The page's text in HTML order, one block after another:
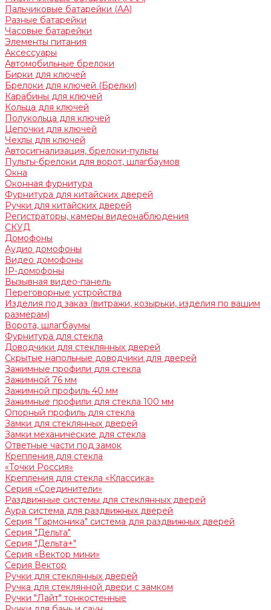
Пальчиковые батарейки (AA)
Разные батарейки
Часовые батарейки
Элементы питания
Аксессуары
Автомобильные брелоки
Бирки для ключей
Брелоки для ключей (Брелки)
Карабины для ключей
Кольца для ключей
Полукольца для ключей
Цепочки для ключей
Чехлы для ключей
Автосигнализация, брелоки-пульты
Пульты-брелоки для ворот, шлагбаумов
Окна
Оконная фурнитура
Фурнитура для китайских дверей
Ручки для китайских дверей
Регистраторы, камеры видеонаблюдения
СКУД
Домофоны
Аудио домофоны
Видео домофоны
IP-домофоны
Вызывная видео-панель
Переговорные устройства
Изделия под заказ (витражи, козырьки, изделия по вашим
размерам)
Ворота, шлагбаумы
Фурнитура для стекла
Доводчики для стеклянных дверей
Скрытые напольные доводчики для дверей
Зажимные профили для стекла
Зажимной 76 мм
Зажимной профиль 40 мм
Зажимные профили для стекла 100 мм
Опорный профиль для стекла
Замки для стеклянных дверей
Замки механические для стекла
Ответные части под замок
Крепления для стекла
«Точки Россия»
Крепления для стекла «Классика»
Серия «Соединители»
Раздвижные системы для стеклянных дверей
Аура система для раздвижных дверей
Серия "Гармоника" система для раздвижных дверей
Серия "Дельта"
Серия "Дельта+"
Серия «Вектор мини»
Серия Вектор
Ручки для стеклянных дверей
Ручка для стеклянной двери с замком
Ручки "Лайт" тонкостенные